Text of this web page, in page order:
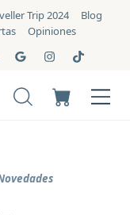
Trip 2024
Blog
Opiniones